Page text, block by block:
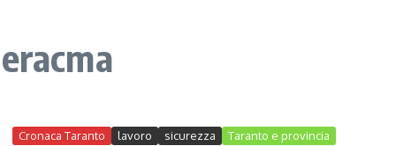
Cronaca Taranto lavoro sicurezza Taranto e provincia